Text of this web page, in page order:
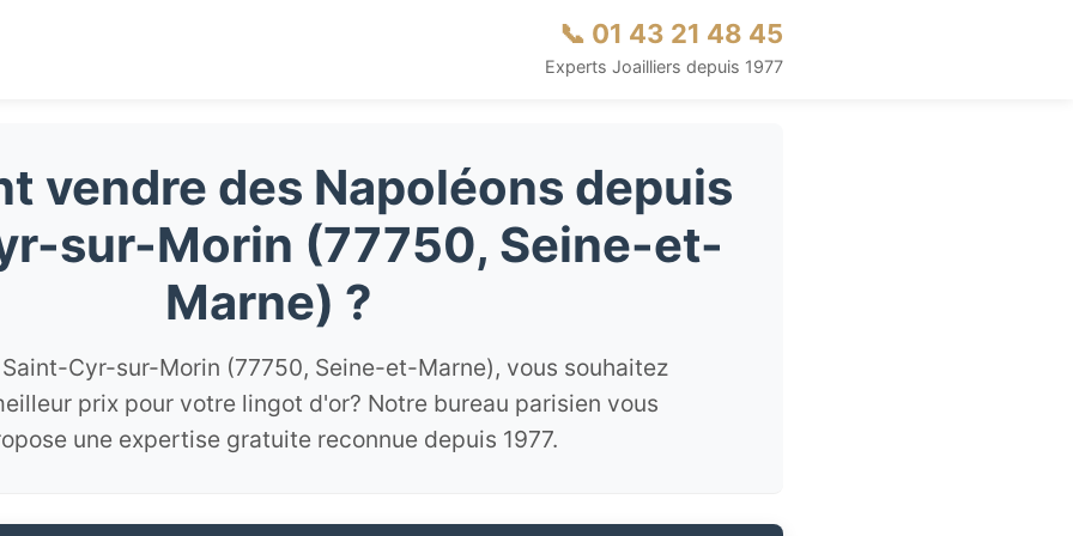
📞 01 43 21 48 45
Experts Joailliers depuis 1977
vendre des Napoléons depuis
sur-Morin (77750, Seine-et-
Marne) ?
Cyr-sur-Morin (77750, Seine-et-Marne), vous souhaitez
prix pour votre lingot d'or? Notre bureau parisien vous
une expertise gratuite reconnue depuis 1977.